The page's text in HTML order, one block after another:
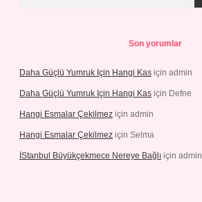
Son yorumlar
Daha Güçlü Yumruk Için Hangi Kas için admin
Daha Güçlü Yumruk Için Hangi Kas için Defne
Hangi Esmalar Çekilmez için admin
Hangi Esmalar Çekilmez için Selma
İStanbul Büyükçekmece Nereye Bağlı için admin